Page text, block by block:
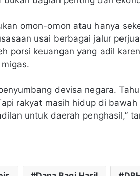
omon-omon atau hanya
usai berbagai jalur
porsi keuangan yang adil
devisa negara.
rakyat masih hidup di
untuk daerah penghasil,”